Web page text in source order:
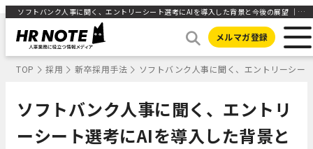
ソフトバンク人事に聞く、エントリーシート選考にAIを導入した背景と今後の展望 ｜HR NOTE
メルマガ登録
TOP 採用 新卒採用手法 ソフトバンク人事に聞く、エントリーシー
ソフトバンク人事に聞く、エントリ
ーシート選考にAIを導入した背景と